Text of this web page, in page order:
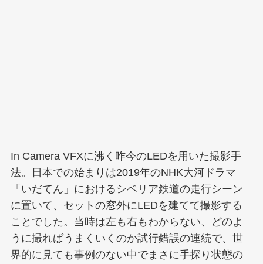
In Camera VFXに沸く昨今のLEDを用いた撮影手
法。日本での始まりは2019年のNHK大河ドラマ
「いだてん」におけるシベリア鉄道の走行シーン
に置いて、セットの窓外にLEDを建てて撮影する
ことでした。当時は左も右もわからない、どのよ
うに撮ればうまくいくのか試行錯誤の連続で、世
界的に見ても事例のない中でまさに手探り状態の